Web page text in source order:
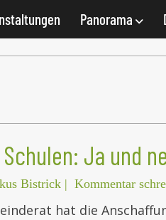
Panorama
Ja und
Bistrick | Kommentar
hat die